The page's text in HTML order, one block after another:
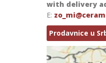
with delivery
E:
Prodavnice u